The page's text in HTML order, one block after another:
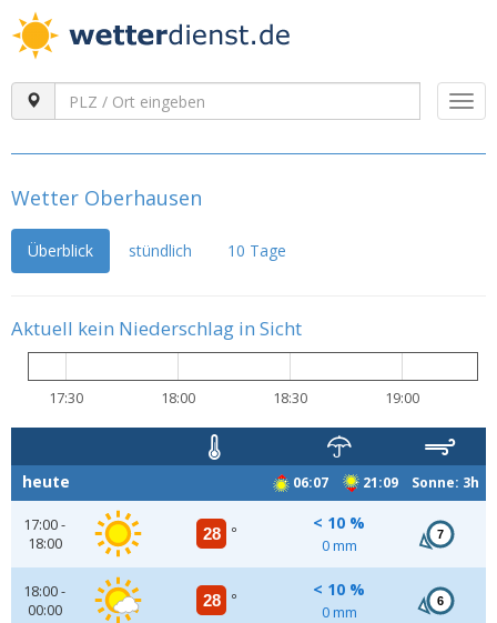
Wetter Oberhausen
Überblick stündlich 10 Tage
Aktuell kein Niederschlag in Sicht
17:30 18:00 18:30 19:00
06:07 21:09 Sonne: 3h
heute
17:00 -
18:00
28 °
< 10 %
0 mm
7
18:00 -
00:00
28 °
< 10 %
0 mm
6